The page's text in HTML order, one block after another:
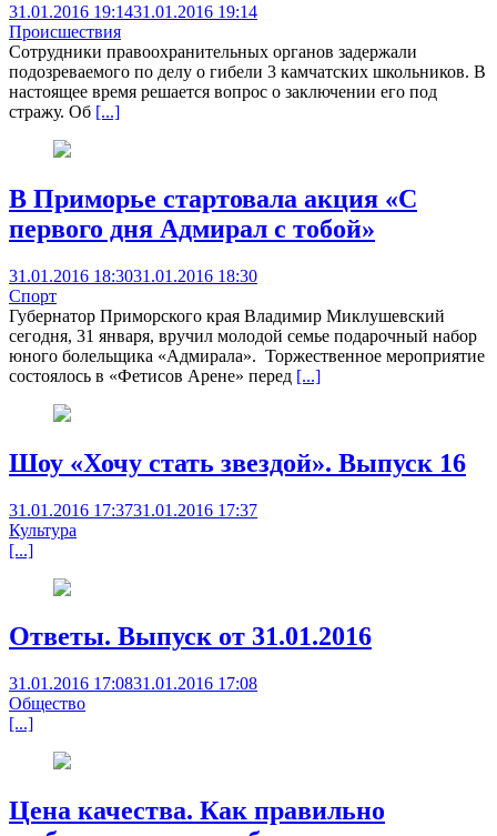
31.01.2016 19:1431.01.2016 19:14
Происшествия
Сотрудники правоохранительных органов задержали
подозреваемого по делу о гибели 3 камчатских школьников. В
настоящее время решается вопрос о заключении его под
стражу. Об [...]
В Приморье стартовала акция «С
первого дня Адмирал с тобой»
31.01.2016 18:3031.01.2016 18:30
Спорт
Губернатор Приморского края Владимир Миклушевский
сегодня, 31 января, вручил молодой семье подарочный набор
юного болельщика «Адмирала». Торжественное мероприятие
состоялось в «Фетисов Арене» перед [...]
Шоу «Хочу стать звездой». Выпуск 16
31.01.2016 17:3731.01.2016 17:37
Культура
[...]
Ответы. Выпуск от 31.01.2016
31.01.2016 17:0831.01.2016 17:08
Общество
[...]
Цена качества. Как правильно